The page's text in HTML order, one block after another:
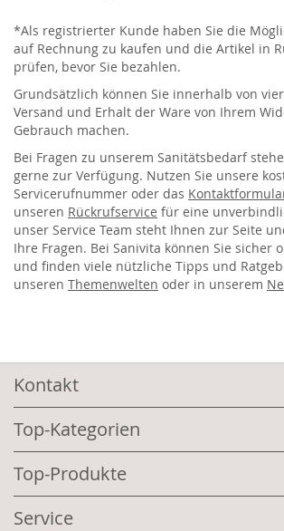
*Als registrierter Kunde haben Sie die
auf Rechnung zu kaufen und die Artikel in
prüfen, bevor Sie bezahlen.
Grundsätzlich können Sie innerhalb von
Versand und Erhalt der Ware von Ihrem
Gebrauch machen.
Bei Fragen zu unserem Sanitätsbedarf
gerne zur Verfügung. Nutzen Sie unsere
Servicerufnummer oder das
unseren Rückrufservice für eine
unser Service Team steht Ihnen zur Seite
Ihre Fragen. Bei Sanivita können Sie sicher
und finden viele nützliche Tipps und
unseren Themenwelten oder in unserem
Kontakt
Top-Kategorien
Top-Produkte
Service